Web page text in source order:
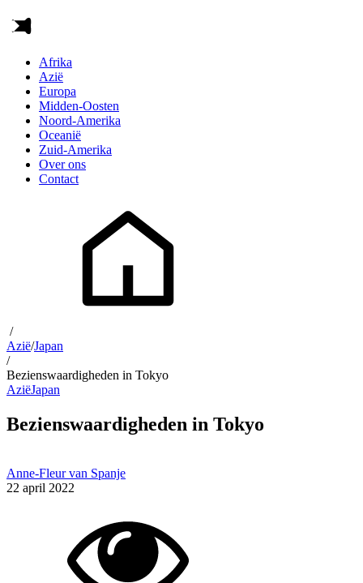
Afrika
Azië
Europa
Midden-Oosten
Noord-Amerika
Oceanië
Zuid-Amerika
Over ons
Contact
/
Azië/Japan
/
Bezienswaardigheden in Tokyo
AziëJapan
Bezienswaardigheden in Tokyo
Anne-Fleur van Spanje
22 april 2022